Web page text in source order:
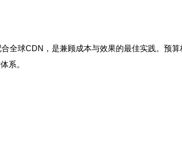
合全球CDN，是兼顾成本与效果的最佳实践。预
系。